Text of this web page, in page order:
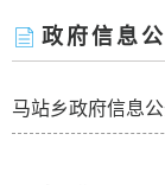
政府信息
马站乡政府信息